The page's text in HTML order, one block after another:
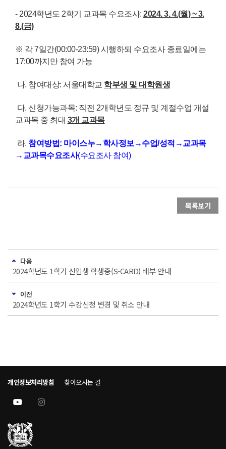
- 2024학년도 2학기 교과목 수요조사: 2024. 3. 4.(월) ~ 3.
8.(금)
※ 각 7일간(00:00-23:59) 시행하되 수요조사 종료일에는
17:00까지만 참여 가능
나. 참여대상: 서울대학교 학부생 및 대학원생
다. 신청가능과목: 직전 2개학년도 정규 및 계절수업 개설
교과목 중 최대 3개 교과목
라. 참여방법: 마이스누→ 학사정보 →수업/성적 → 교과목
→ 교과목수요조사(수요조사 참여)
목록보기
다음
2024학년도 1학기 신입생 학생증(S-CARD) 배부 안내
이전
2024학년도 1학기 수강신청 변경 및 취소 안내
개인정보처리방침 찾아오시는 길